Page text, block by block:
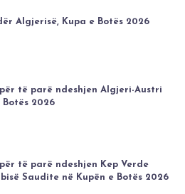
Algjerisë, Kupa e Botës 2026
të parë ndeshjen Algjeri-Austri
Botës 2026
të parë ndeshjen Kep Verde
Saudite në Kupën e Botës 2026